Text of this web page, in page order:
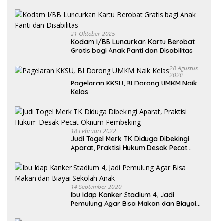
21 Oktober 2025
Kodam I/BB Luncurkan Kartu Berobat
Gratis bagi Anak Panti dan Disabilitas
28 Agustus
2020
Pagelaran KKSU, BI Dorong UMKM Naik
Kelas
18 Februari 2022
Judi Togel Merk TK Diduga Dibekingi
Aparat, Praktisi Hukum Desak Pecat
14 September 2020
Ibu Idap Kanker Stadium 4, Jadi
Pemulung Agar Bisa Makan dan Biayai